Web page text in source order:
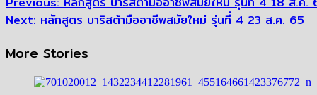
Post
navigation
Next: หลักสูตร บาริสต้ามืออาชีพสมัยใหม่ รุ่นที่ 4 23 ส.ค. 65
More Stories